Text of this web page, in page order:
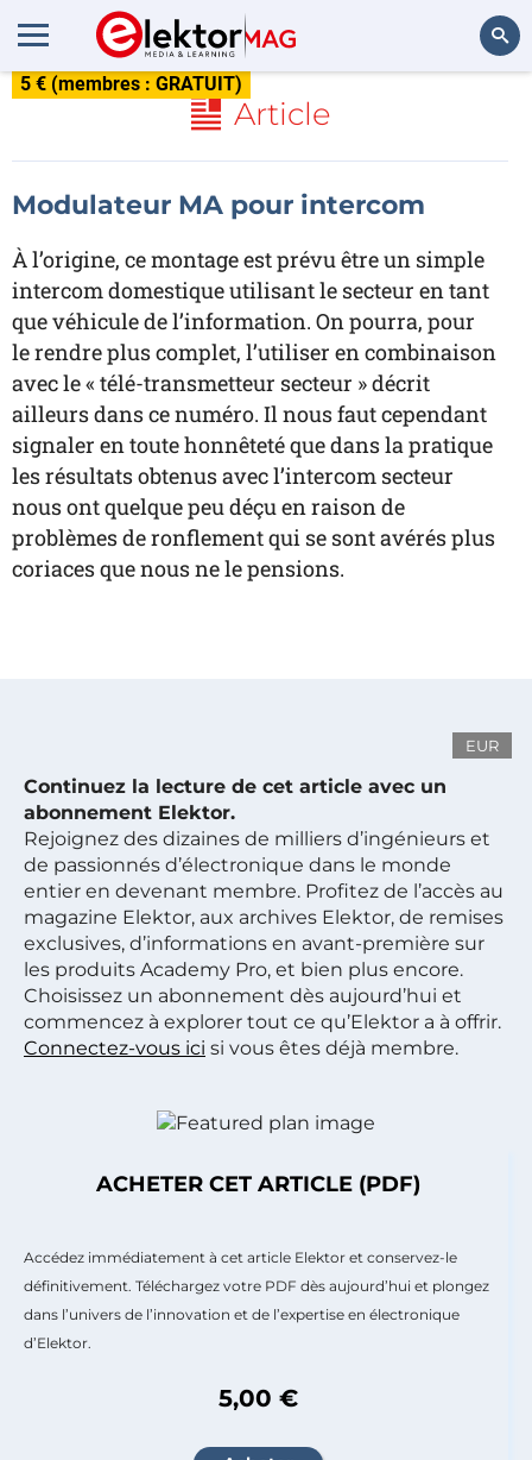
5 € (membres : GRATUIT)
Article
Modulateur MA pour intercom
À l’origine, ce montage est prévu être un simple
intercom domestique utilisant le secteur en tant
que véhicule de l’information. On pourra, pour
le rendre plus complet, l’utiliser en combinaison
avec le « télé-transmetteur secteur » décrit
ailleurs dans ce numéro. Il nous faut cependant
signaler en toute honnêteté que dans la pratique
les résultats obtenus avec l’intercom secteur
nous ont quelque peu déçu en raison de
problèmes de ronflement qui se sont avérés plus
coriaces que nous ne le pensions.
EUR
Continuez la lecture de cet article avec un
abonnement Elektor.
Rejoignez des dizaines de milliers d’ingénieurs et
de passionnés d’électronique dans le monde
entier en devenant membre. Profitez de l’accès au
magazine Elektor, aux archives Elektor, de remises
exclusives, d’informations en avant-première sur
les produits Academy Pro, et bien plus encore.
Choisissez un abonnement dès aujourd’hui et
commencez à explorer tout ce qu’Elektor a à offrir.
Connectez-vous ici si vous êtes déjà membre.
ACHETER CET ARTICLE (PDF)
Accédez immédiatement à cet article Elektor et conservez-le
définitivement. Téléchargez votre PDF dès aujourd’hui et plongez
dans l’univers de l’innovation et de l’expertise en électronique
d’Elektor.
5,00 €